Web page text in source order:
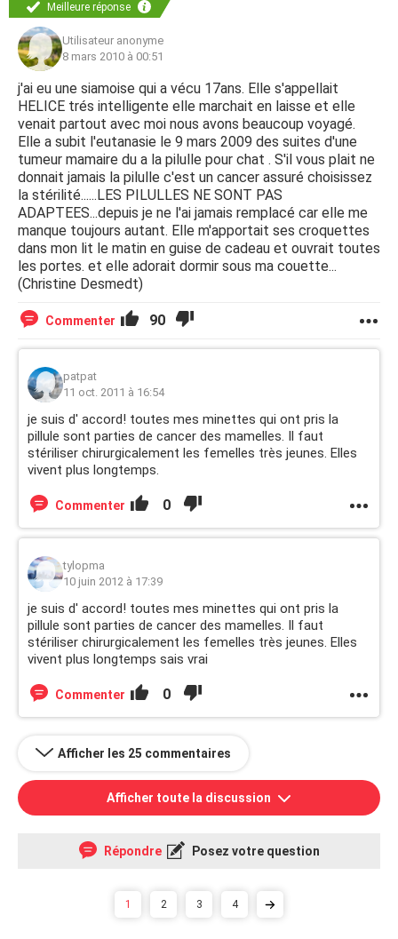
Meilleure réponse
Utilisateur anonyme
8 mars 2010 à 00:51
j'ai eu une siamoise qui a vécu 17ans. Elle s'appellait
HELICE trés intelligente elle marchait en laisse et elle
venait partout avec moi nous avons beaucoup voyagé.
Elle a subit l'eutanasie le 9 mars 2009 des suites d'une
tumeur mamaire du a la pilulle pour chat . S'il vous plait ne
donnait jamais la pilulle c'est un cancer assuré choisissez
la stérilité......LES PILULLES NE SONT PAS
ADAPTEES...depuis je ne l'ai jamais remplacé car elle me
manque toujours autant. Elle m'apportait ses croquettes
dans mon lit le matin en guise de cadeau et ouvrait toutes
les portes. et elle adorait dormir sous ma couette...
(Christine Desmedt)
Commenter 90
patpat
11 oct. 2011 à 16:54
je suis d' accord! toutes mes minettes qui ont pris la
pillule sont parties de cancer des mamelles. Il faut
stériliser chirurgicalement les femelles très jeunes. Elles
vivent plus longtemps.
Commenter 0
tylopma
10 juin 2012 à 17:39
je suis d' accord! toutes mes minettes qui ont pris la
pillule sont parties de cancer des mamelles. Il faut
stériliser chirurgicalement les femelles très jeunes. Elles
vivent plus longtemps sais vrai
Commenter 0
Afficher les 25 commentaires
Afficher toute la discussion
Répondre Posez votre question
1 2 3 4